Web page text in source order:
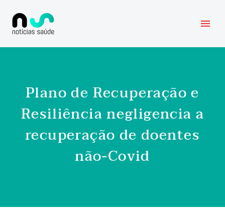
Plano de Recuperação e
Resiliência negligencia a
recuperação de doentes
não-Covid